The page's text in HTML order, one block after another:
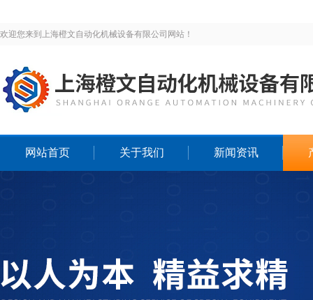
欢迎您来到上海橙文自动化机械设备有限公司网站！
网站首页 关于我们 新闻资讯